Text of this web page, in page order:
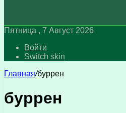
Пятница , 7 Август 2026
Войти
Switch skin
Главная/буррен
буррен